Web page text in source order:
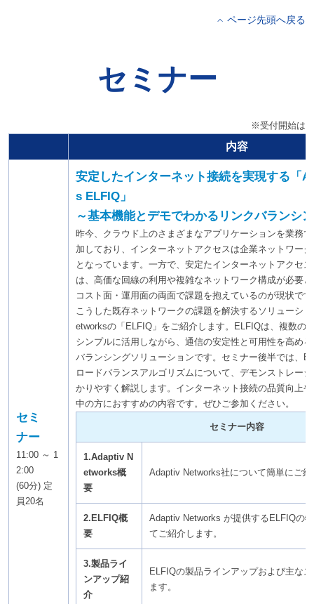
ページ先頭へ戻る
セミナー
※受付開始は
内容
セミ
ナー
11:00 ～ 1
2:00
(60分) 定
員20名
安定したインターネット接続を実現する「
s ELFIQ」
～基本機能とデモでわかるリンクバランシ
昨今、クラウド上のさまざまなアプリケーションを業務
加しており、インターネットアクセスは企業ネットワー
となっています。一方で、安定たインターネットアクセ
は、高価な回線の利用や複雑なネットワーク構成が必要
コスト面・運用面の両面で課題を抱えているのが現状で
こうした既存ネットワークの課題を解決するソリューシ
etworksの「ELFIQ」をご紹介します。ELFIQは、複数の
シンプルに活用しながら、通信の安定性と可用性を高め
バランシングソリューションです。セミナー後半では、
ロードバランスアルゴリズムについて、デモンストレー
かりやすく解説します。インターネット接続の品質向上
中の方におすすめの内容です。ぜひご参加ください。
セミナー内容
1.Adaptiv N
etworks概
要
Adaptiv Networks社について簡単にご
2.ELFIQ概
要
Adaptiv Networks が提供するELFIQの
てご紹介します。
3.製品ライ
ンアップ紹
介
ELFIQの製品ラインアップおよび主な
ます。